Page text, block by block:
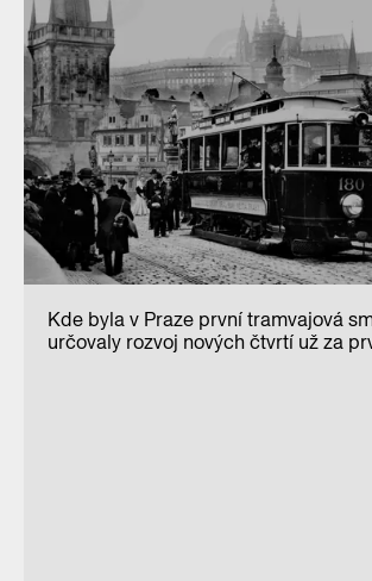
Kde byla v Praze první tramvajová
určovaly rozvoj nových čtvrtí už za